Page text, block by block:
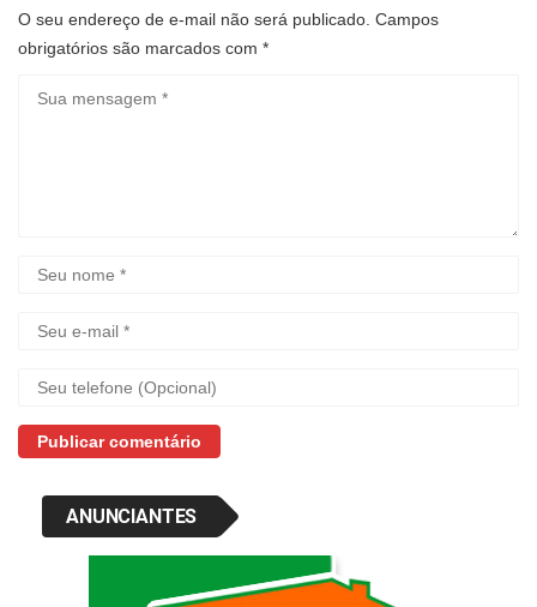
O seu endereço de e-mail não será publicado. Campos
obrigatórios são marcados com *
ANUNCIANTES